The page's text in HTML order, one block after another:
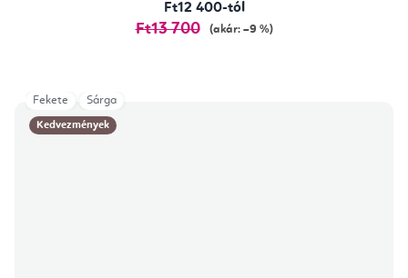
Ft12 400-tól
Ft13 700 (akár: –9 %)
Kedvezmények
Fekete Sárga